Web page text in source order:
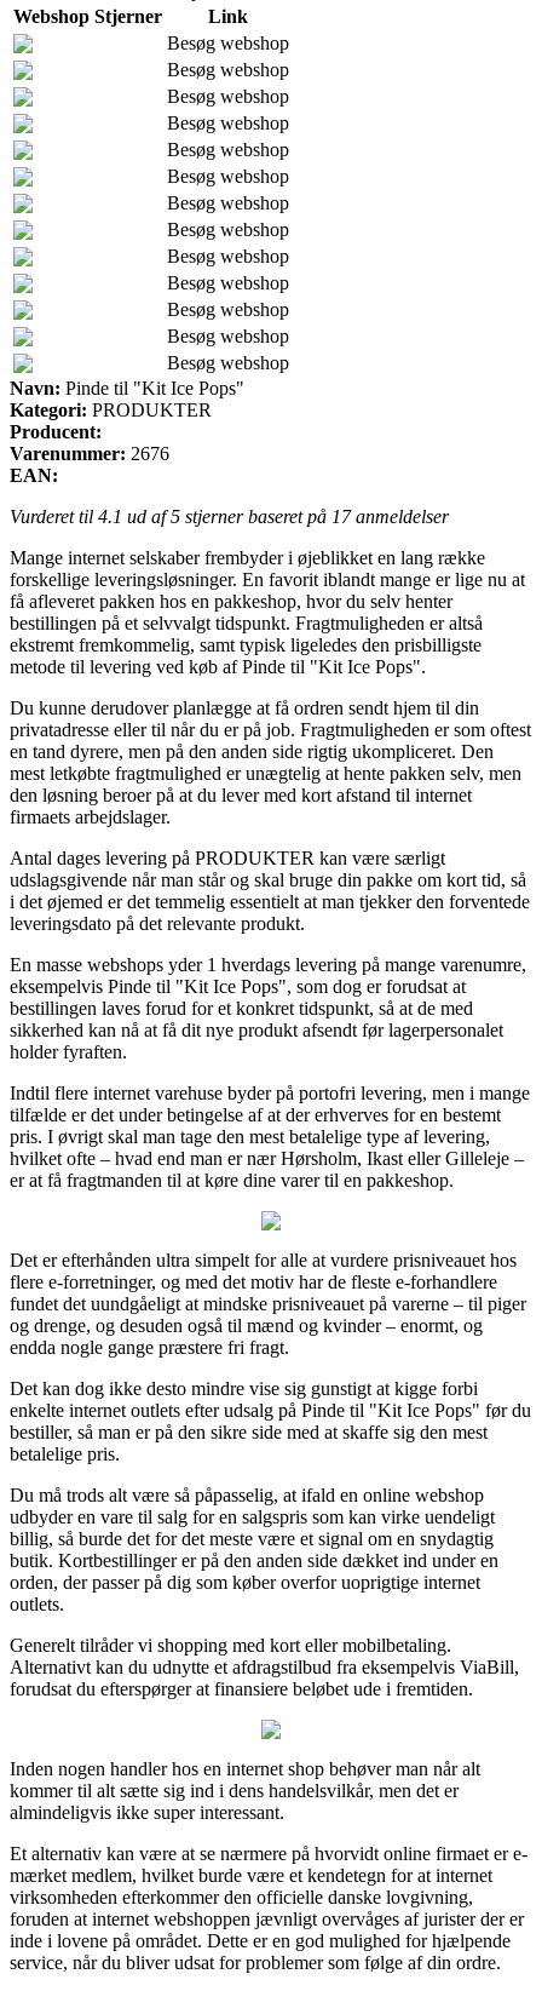
Webshop Stjerner
Link
Besøg webshop
Besøg webshop
Besøg webshop
Besøg webshop
Besøg webshop
Besøg webshop
Besøg webshop
Besøg webshop
Besøg webshop
Besøg webshop
Besøg webshop
Besøg webshop
Besøg webshop
Navn: Pinde til "Kit Ice Pops"
Kategori: PRODUKTER
Producent:
Varenummer: 2676
EAN:
Vurderet til 4.1 ud af 5 stjerner baseret på 17anmeldelser
Mange internet selskaber frembyder i øjeblikket en lang række
forskellige leveringsløsninger. En favorit iblandt mange er lige nu at
få afleveret pakken hos en pakkeshop, hvor du selv henter
bestillingen på et selvvalgt tidspunkt. Fragtmuligheden er altså
ekstremt fremkommelig, samt typisk ligeledes den prisbilligste
metode til levering ved køb af Pinde til "Kit Ice Pops".
Du kunne derudover planlægge at få ordren sendt hjem til din
privatadresse eller til når du er på job. Fragtmuligheden er som oftest
en tand dyrere, men på den anden side rigtig ukompliceret. Den
mest letkøbte fragtmulighed er unægtelig at hente pakken selv, men
den løsning beroer på at du lever med kort afstand til internet
firmaets arbejdslager.
Antal dages levering på PRODUKTER kan være særligt
udslagsgivende når man står og skal bruge din pakke om kort tid, så
i det øjemed er det temmelig essentielt at man tjekker den forventede
leveringsdato på det relevante produkt.
En masse webshops yder 1 hverdags levering på mange varenumre,
eksempelvis Pinde til "Kit Ice Pops", som dog er forudsat at
bestillingen laves forud for et konkret tidspunkt, så at de med
sikkerhed kan nå at få dit nye produkt afsendt før lagerpersonalet
holder fyraften.
Indtil flere internet varehuse byder på portofri levering, men i mange
tilfælde er det under betingelse af at der erhverves for en bestemt
pris. I øvrigt skal man tage den mest betalelige type af levering,
hvilket ofte – hvad end man er nær Hørsholm, Ikast eller Gilleleje –
er at få fragtmanden til at køre dine varer til en pakkeshop.
Det er efterhånden ultra simpelt for alle at vurdere prisniveauet hos
flere e-forretninger, og med det motiv har de fleste e-forhandlere
fundet det uundgåeligt at mindske prisniveauet på varerne – til piger
og drenge, og desuden også til mænd og kvinder – enormt, og
endda nogle gange præstere fri fragt.
Det kan dog ikke desto mindre vise sig gunstigt at kigge forbi
enkelte internet outlets efter udsalg på Pinde til "Kit Ice Pops" før du
bestiller, så man er på den sikre side med at skaffe sig den mest
betalelige pris.
Du må trods alt være så påpasselig, at ifald en online webshop
udbyder en vare til salg for en salgspris som kan virke uendeligt
billig, så burde det for det meste være et signal om en snydagtig
butik. Kortbestillinger er på den anden side dækket ind under en
orden, der passer på dig som køber overfor uoprigtige internet
outlets.
Generelt tilråder vi shopping med kort eller mobilbetaling.
Alternativt kan du udnytte et afdragstilbud fra eksempelvis ViaBill,
forudsat du efterspørger at finansiere beløbet ude i fremtiden.
Inden nogen handler hos en internet shop behøver man når alt
kommer til alt sætte sig ind i dens handelsvilkår, men det er
almindeligvis ikke super interessant.
Et alternativ kan være at se nærmere på hvorvidt online firmaet er e-
mærket medlem, hvilket burde være et kendetegn for at internet
virksomheden efterkommer den officielle danske lovgivning,
foruden at internet webshoppen jævnligt overvåges af jurister der er
inde i lovene på området. Dette er en god mulighed for hjælpende
service, når du bliver udsat for problemer som følge af din ordre.